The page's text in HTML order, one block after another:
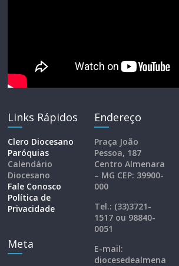
Links Rápidos
Clero Diocesano
Paróquias
Calendário
Diocesano
Fale Conosco
Política de
Privacidade
Meta
Endereço
Praça João
Pessoa, 187
Centro Almenara
– MG CEP: 39900-
000
Tel.: (33)3721-
1517 ou 98840-
0051
E-mail:
diocesedealmena